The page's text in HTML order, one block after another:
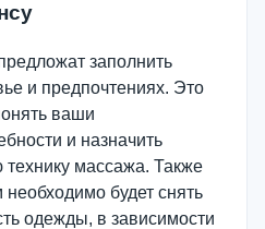
заполнить
и предпочтениях. Это
ваши
и назначить
массажа. Также
необходимо будет снять
одежды, в зависимости